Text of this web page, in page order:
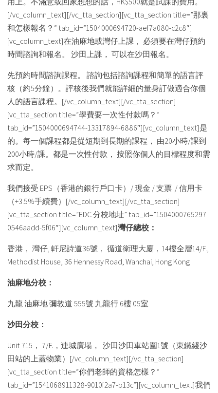
[/vc_column_text][/vc_tta_section][vc_tta_section title=”那裏
和怎樣報名？” tab_id=”1504000694720-aef7a080-c2c8″]
[vc_column_text]在油麻地或灣仔上課， 必須要在灣仔預約
時間諮詢和報名。 沙田上課， 可以在沙田報名。
先預約時間諮詢課程。 諮詢包括諮詢課程和簡單的語言評
核（約5分鐘）。評核後我們就能詳細的量身訂做適合你個
人的語言課程。[/vc_column_text][/vc_tta_section]
[vc_tta_section title=”學費要一次性付款嗎？”
tab_id=”1504000694744-13317894-6886″][vc_column_text]是
的。每一個課程都是從短期到長期的課程， 由20小時/課到
200小時/課。都是一次性付款， 按照你個人的目標程度和需
求而定。
我們接受 EPS（香港的銀行戶口卡）/ 現金 / 支票 / 信用卡
（+3.5%手續費）[/vc_column_text][/vc_tta_section]
[vc_tta_section title=”EDC 分校地址” tab_id=”1504000765297-
0546aadd-5f06″][vc_column_text]灣仔總校：
香港， 灣仔, 軒尼詩道36號， 循道衛理大廈，14樓全層14/F.,
Methodist House, 36 Hennessy Road, Wanchai, Hong Kong
油麻地分校：
九龍 油麻地 彌敦道 555號 九龍行 6樓 05室
沙田分校：
Unit 715， 7/F.，連城廣場， 沙田沙田車站圍1號（東鐵綫沙
田站的上蓋物業）[/vc_column_text][/vc_tta_section]
[vc_tta_section title=”你們老師的資格怎樣？”
tab_id=”1541068911328-9010f2a7-b13c”][vc_column_text]我們